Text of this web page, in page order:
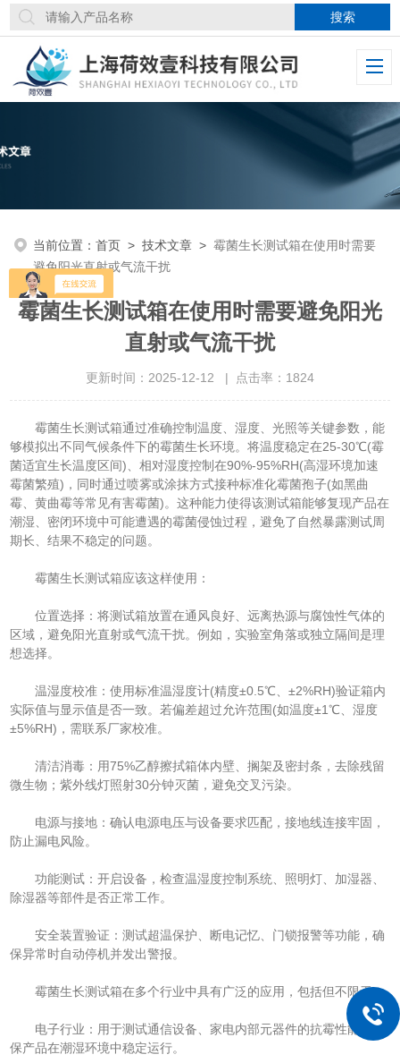
当前位置：首页 >技术文章 >霉菌生长测试箱在使用时需要
避免阳光直射或气流干扰
霉菌生长测试箱在使用时需要避免阳光
直射或气流干扰
更新时间：2025-12-12 | 点击率：1824
霉菌生长测试箱通过准确控制温度、湿度、光照等关键参数，能
够模拟出不同气候条件下的霉菌生长环境。将温度稳定在25-30℃(霉
菌适宜生长温度区间)、相对湿度控制在90%-95%RH(高湿环境加速
霉菌繁殖)，同时通过喷雾或涂抹方式接种标准化霉菌孢子(如黑曲
霉、黄曲霉等常见有害霉菌)。这种能力使得该测试箱能够复现产品在
潮湿、密闭环境中可能遭遇的霉菌侵蚀过程，避免了自然暴露测试周
期长、结果不稳定的问题。
霉菌生长测试箱应该这样使用：
位置选择：将测试箱放置在通风良好、远离热源与腐蚀性气体的
区域，避免阳光直射或气流干扰。例如，实验室角落或独立隔间是理
想选择。
温湿度校准：使用标准温湿度计(精度±0.5℃、±2%RH)验证箱内
实际值与显示值是否一致。若偏差超过允许范围(如温度±1℃、湿度
±5%RH)，需联系厂家校准。
清洁消毒：用75%乙醇擦拭箱体内壁、搁架及密封条，去除残留
微生物；紫外线灯照射30分钟灭菌，避免交叉污染。
电源与接地：确认电源电压与设备要求匹配，接地线连接牢固，
防止漏电风险。
功能测试：开启设备，检查温湿度控制系统、照明灯、加湿器、
除湿器等部件是否正常工作。
安全装置验证：测试超温保护、断电记忆、门锁报警等功能，确
保异常时自动停机并发出警报。
霉菌生长测试箱在多个行业中具有广泛的应用，包括但不限于：
电子行业：用于测试通信设备、家电内部元器件的抗霉性能，确
保产品在潮湿环境中稳定运行。